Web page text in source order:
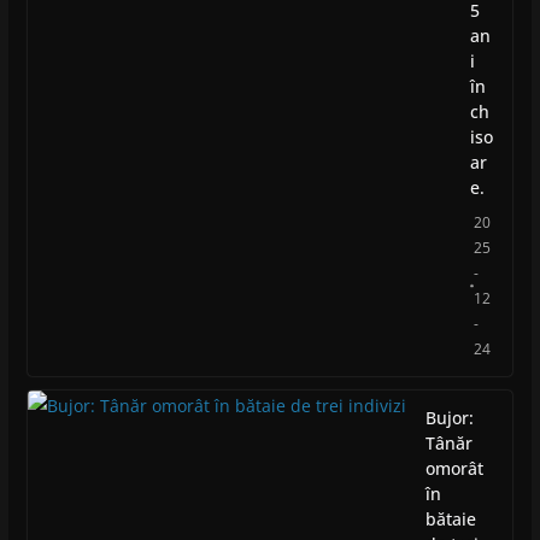
5
an
i
în
ch
iso
ar
e.
20
25
-
12
-
24
Bujor:
Tânăr
omorât
în
bătaie